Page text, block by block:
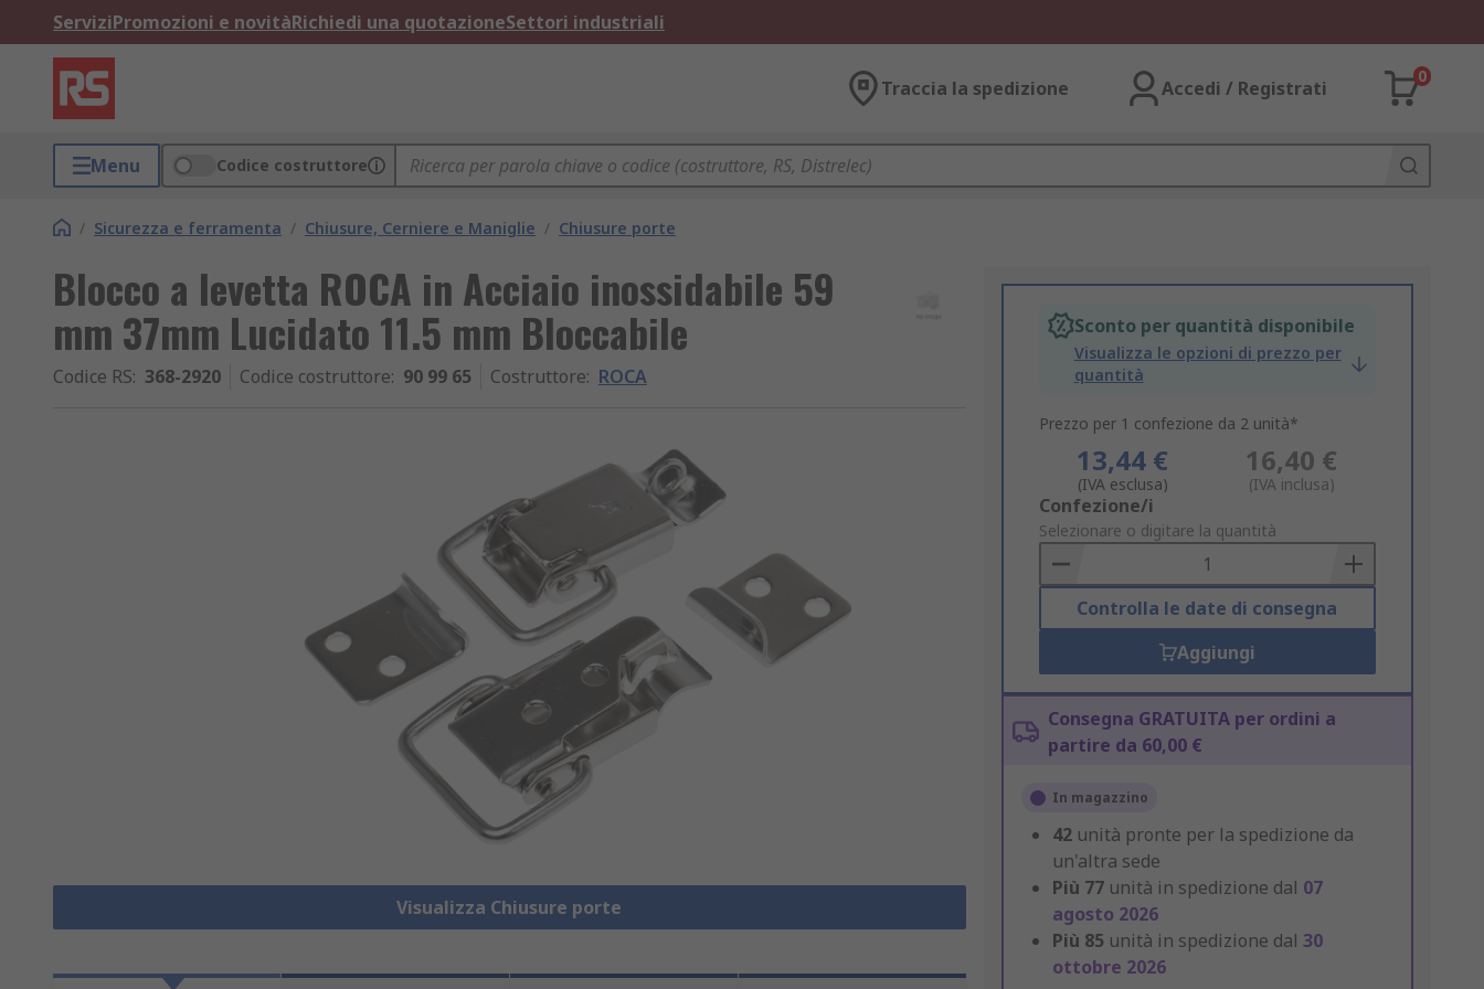
ServiziPromozioni e novitàRichiedi una quotazioneSettori industriali
Traccia la spedizione Accedi / Registrati
0
Menu Codice costruttore
/ Sicurezza e ferramenta / Chiusure, Cerniere e Maniglie / Chiusure porte
Blocco a levetta ROCA in Acciaio inossidabile 59
mm 37mm Lucidato 11.5 mm Bloccabile
Codice RS: 368-2920 Codice costruttore: 90 99 65 Costruttore: ROCA
Visualizza Chiusure porte
Sconto per quantità disponibile
Visualizza le opzioni di prezzo per
quantità
Prezzo per 1 confezione da 2 unità*
13,44 €
(IVA esclusa)
16,40 €
(IVA inclusa)
Add
to
Basket
Confezione/i
Selezionare o digitare la quantità
Controlla le date di consegna
Aggiungi
Consegna GRATUITA per ordini a
partire da 60,00 €
In magazzino
42 unità pronte per la spedizione da
un'altra sede
Più 77 unità in spedizione dal 07
agosto 2026
Più 85 unità in spedizione dal 30
ottobre 2026